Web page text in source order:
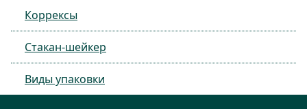
Коррексы
Стакан-шейкер
Виды упаковки